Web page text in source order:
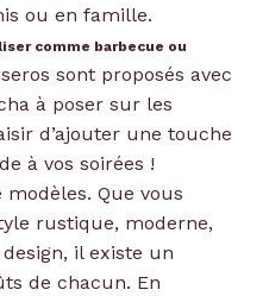
ou en famille.
comme barbecue ou
sont proposés avec
à poser sur les
d’ajouter une touche
à vos soirées !
Que vous
rustique, moderne,
il existe un
de chacun. En